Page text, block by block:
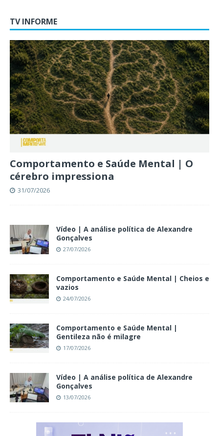
TV INFORME
Comportamento e Saúde Mental | O
cérebro impressiona
31/07/2026
Vídeo | A análise política de Alexandre
Gonçalves
27/07/2026
Comportamento e Saúde Mental | Cheios e
vazios
24/07/2026
Comportamento e Saúde Mental |
Gentileza não é milagre
17/07/2026
Vídeo | A análise política de Alexandre
Gonçalves
13/07/2026